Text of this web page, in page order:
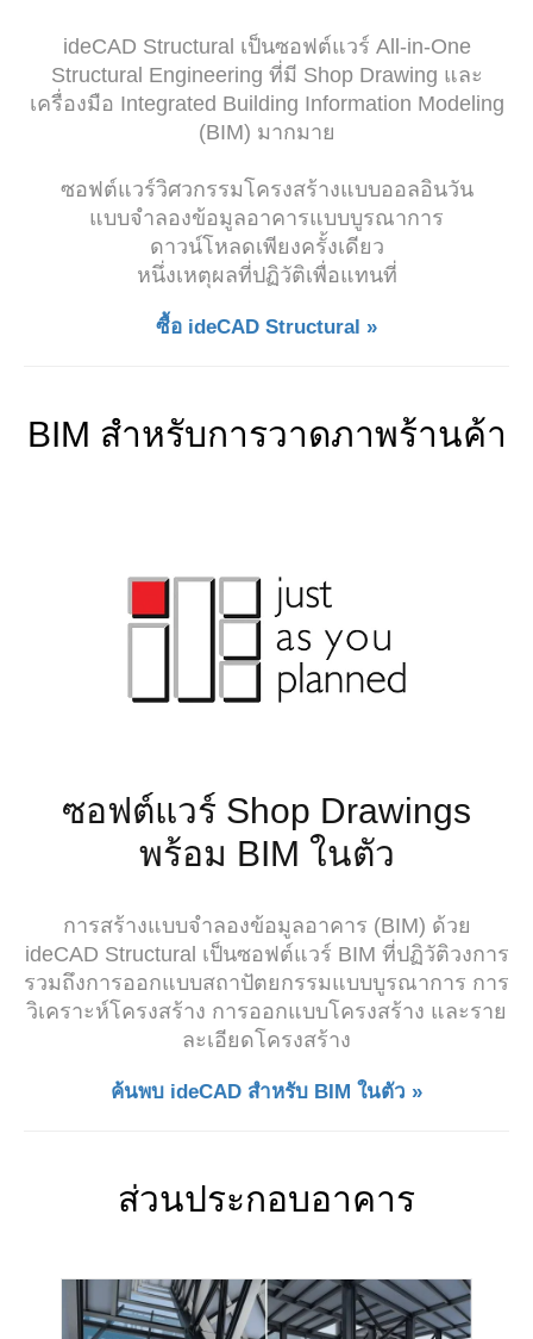
ideCAD Structural เป็นซอฟต์แวร์ All-in-One
Structural Engineering ที่มี Shop Drawing และ
เครื่องมือ Integrated Building Information Modeling
(BIM) มากมาย
ซอฟต์แวร์วิศวกรรมโครงสร้างแบบออลอินวัน
แบบจำลองข้อมูลอาคารแบบบูรณาการ
ดาวน์โหลดเพียงครั้งเดียว
หนึ่งเหตุผลที่ปฏิวัติเพื่อแทนที่
ซื้อ ideCAD Structural »
BIM สำหรับการวาดภาพร้านค้า
ซอฟต์แวร์ Shop Drawings
พร้อม BIM ในตัว
การสร้างแบบจำลองข้อมูลอาคาร (BIM) ด้วย
ideCAD Structural เป็นซอฟต์แวร์ BIM ที่ปฏิวัติวงการ
รวมถึงการออกแบบสถาปัตยกรรมแบบบูรณาการ การ
วิเคราะห์โครงสร้าง การออกแบบโครงสร้าง และราย
ละเอียดโครงสร้าง
ค้นพบ ideCAD สำหรับ BIM ในตัว »
ส่วนประกอบอาคาร